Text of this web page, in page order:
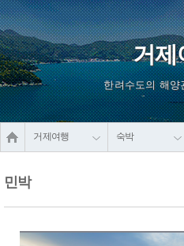
거제
한려수도의 해양
거제여행 숙박
민박